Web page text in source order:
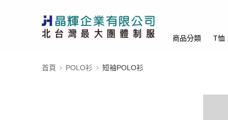
商品分類 T恤
首頁 POLO衫 短袖POLO衫